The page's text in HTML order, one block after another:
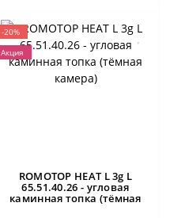
-20%
Акция
ROMOTOP HEAT L 3g L
65.51.40.26 - угловая
каминная топка (тёмная